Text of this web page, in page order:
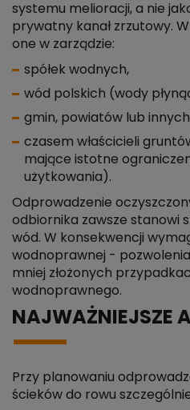
systemu melioracji, a nie
prywatny kanał zrzutowy.
one w zarządzie:
spółek wodnych,
wód polskich (wody
gmin, powiatów lub
czasem właścicieli
mające istotne
użytkowania).
Odprowadzenie
odbiornika zawsze stanowi
wód. W konsekwencji
wodnoprawnej -
mniej złożonych
wodnoprawnego.
NAJWAŻNIEJSZE
Przy planowaniu
ścieków do rowu